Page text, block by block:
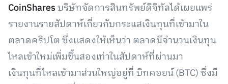
CoinSharesบริษัทจัดการสินทรัพย์ดิจิทัลได้เผยแพร่
รายงานรายสัปดาห์เกี่ยวกับกระแสเงินทุนที่เข้ามาใน
ตลาดคริปโต ซึ่งแสดงให้เห็นว่า ตลาดมีจำนวนเงินทุน
ไหลเข้าใหม่เพิ่มขึ้นสองเท่าในสัปดาห์ที่ผ่านมา
เงินทุนที่ไหลเข้ามาส่วนใหญ่อยู่ที่ บิทคอยน์ (BTC) ซึ่งมี